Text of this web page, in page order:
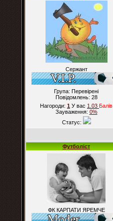
Сержант
Група: Перевірені
Повідомлень: 28
Нагороди: 1 У вас 1.03 Балiв
Зауваження: 0%
Статус:
Футболіст
ФК КАРПАТИ ЯРЕМЧЕ